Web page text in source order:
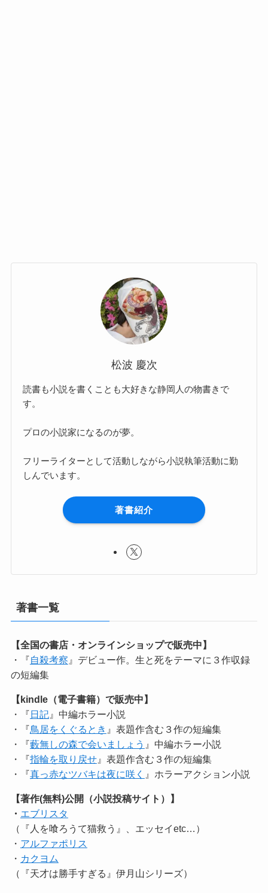
松波 慶次
読書も小説を書くことも大好きな静岡人の物書きで
す。
プロの小説家になるのが夢。
フリーライターとして活動しながら小説執筆活動に勤
しんでいます。
著書紹介
著書一覧
【全国の書店・オンラインショップで販売中】
・『自殺考察 』デビュー作。生と死をテーマに３作収録
の短編集
【kindle（電子書籍）で販売中】
・『 日記』中編ホラー小説
・『鳥居をくぐるとき 』表題作含む３作の短編集
・『藪無しの森で会いましょう 』中編ホラー小説
・『指輪を取り戻せ』表題作含む３作の短編集
・『真っ赤なツバキは夜に咲く 』ホラーアクション小説
【著作(無料)公開（小説投稿サイト）】
・ エブリスタ
（『人を喰ろうて猫救う』、エッセイetc…）
・ アルファポリス
・ カクヨム
（『天才は勝手すぎる』伊月山シリーズ）